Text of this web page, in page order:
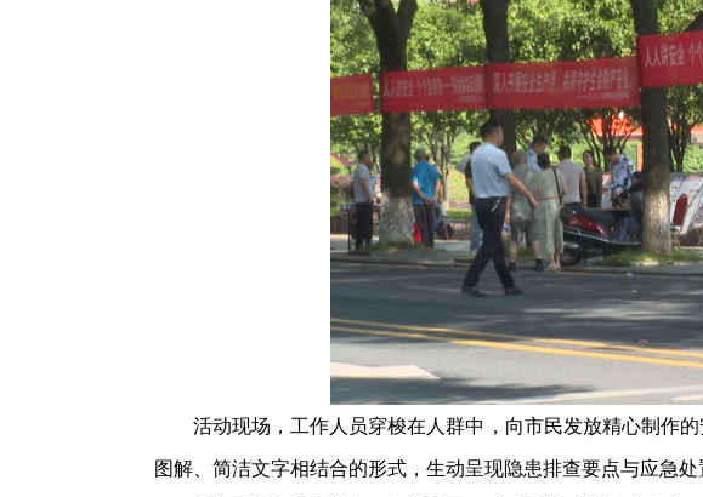
活动现场，工作人员穿梭在人群中，向市民发放精心制作的
图解、简洁文字相结合的形式，生动呈现隐患排查要点与应急